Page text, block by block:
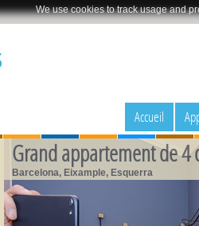
We use cookies to track usage and
Accueil
Grand appartement de 4
Barcelona, Eixample, Esquerra